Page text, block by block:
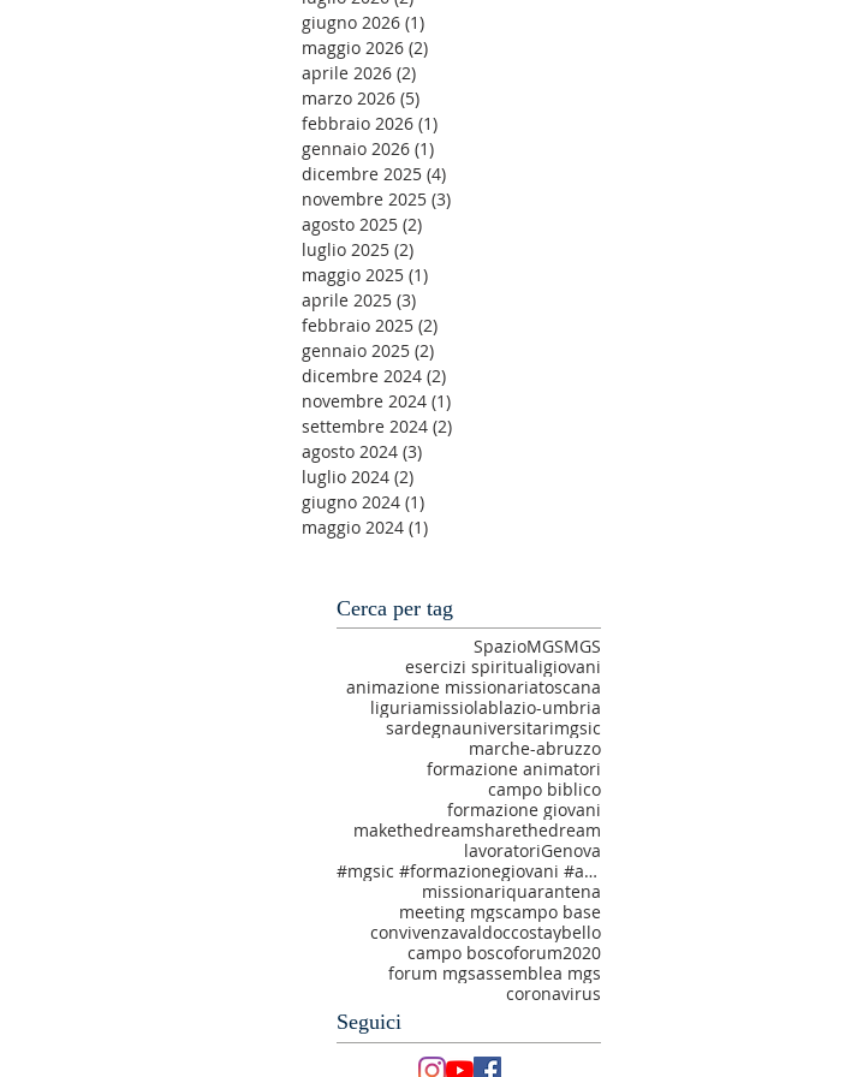
giugno 2026 (1)
maggio 2026 (2)
aprile 2026 (2)
marzo 2026 (5)
febbraio 2026 (1)
gennaio 2026 (1)
dicembre 2025 (4)
novembre 2025 (3)
agosto 2025 (2)
luglio 2025 (2)
maggio 2025 (1)
aprile 2025 (3)
febbraio 2025 (2)
gennaio 2025 (2)
dicembre 2024 (2)
novembre 2024 (1)
settembre 2024 (2)
agosto 2024 (3)
luglio 2024 (2)
giugno 2024 (1)
maggio 2024 (1)
Cerca per tag
SpazioMGSMGS
esercizi spiritualigiovani
animazione missionariatoscana
liguriamissiolablazio-umbria
sardegnauniversitarimgsic
marche-abruzzo
formazione animatori
campo biblico
formazione giovani
makethedreamsharethedream
lavoratoriGenova
#mgsic #formazionegiovani #amatiechiamati #makethedream
missionariquarantena
meeting mgscampo base
convivenzavaldoccostaybello
campo boscoforum2020
forum mgsassemblea mgs
coronavirus
Seguici